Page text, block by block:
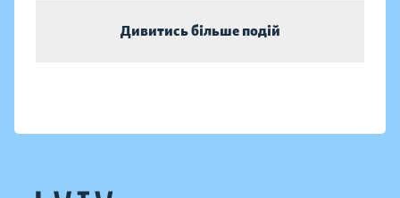
Дивитись більше подій